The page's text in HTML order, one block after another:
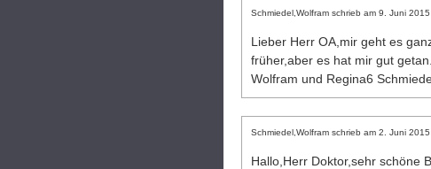
Schmiedel,Wolfram schrieb am 9. Juni 2015
Lieber Herr OA,mir geht es
früher,aber es hat mir gut
Wolfram und Regina6
Schmiedel,Wolfram schrieb am 2. Juni 2015
Hallo,Herr Doktor,sehr schöne